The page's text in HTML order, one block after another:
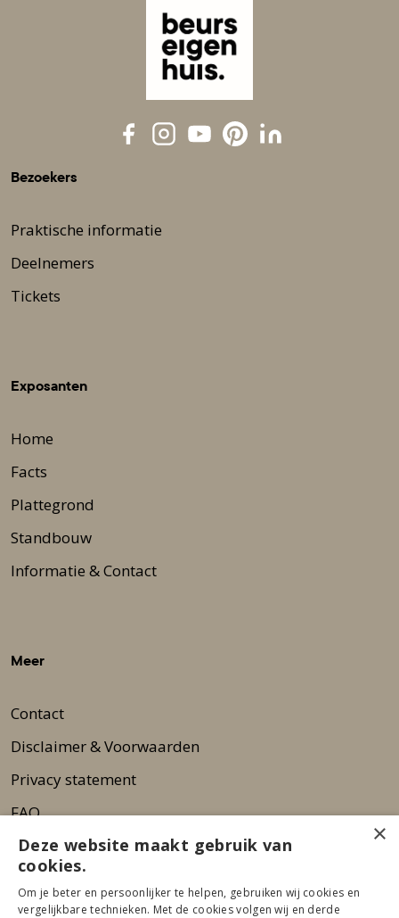
Bezoekers
Praktische informatie
Deelnemers
Tickets
Exposanten
Home
Facts
Plattegrond
Standbouw
Informatie & Contact
Meer
Contact
Disclaimer & Voorwaarden
Privacy statement
FAQ
Wie zijn wij?
Nieuwsbrief
Pers
×
Deze website maakt gebruik van
cookies.
Om je beter en persoonlijker te helpen, gebruiken wij cookies en
vergelijkbare technieken. Met de cookies volgen wij en derde